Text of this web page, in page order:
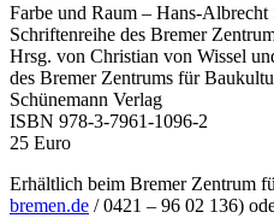
Farbe und Raum – Hans-
Schriftenreihe des Bremer
Hrsg. von Christian von Wissel
des Bremer Zentrums für
Schünemann Verlag
ISBN 978-3-7961-1096-2
25 Euro
Erhältlich beim Bremer Zentrum
bremen.de / 0421 – 96 02 136)